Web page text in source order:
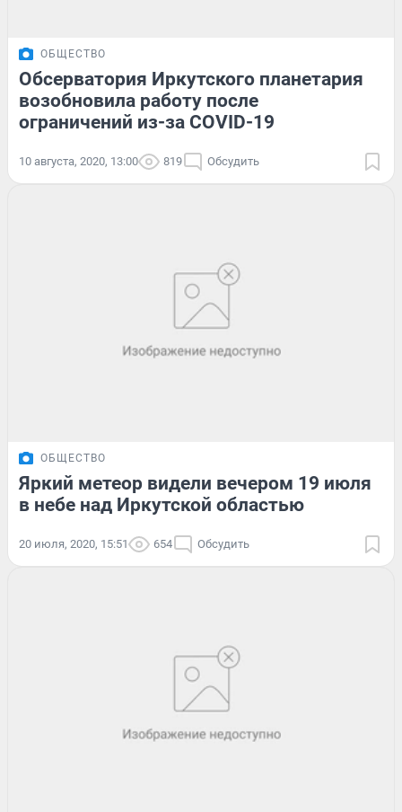
ОБЩЕСТВО
Обсерватория Иркутского планетария
возобновила работу после
ограничений из-за COVID-19
10 августа, 2020, 13:00 819 Обсудить
ОБЩЕСТВО
Яркий метеор видели вечером 19 июля
в небе над Иркутской областью
20 июля, 2020, 15:51 654 Обсудить